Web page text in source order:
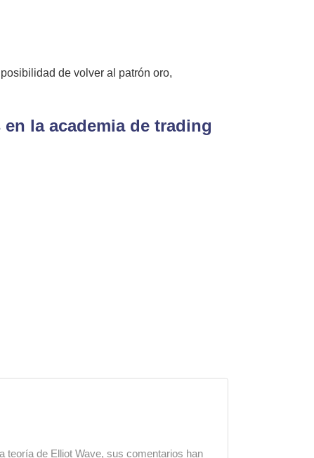
de volver al patrón oro,
la academia de trading
teoría de Elliot Wave, sus comentarios han